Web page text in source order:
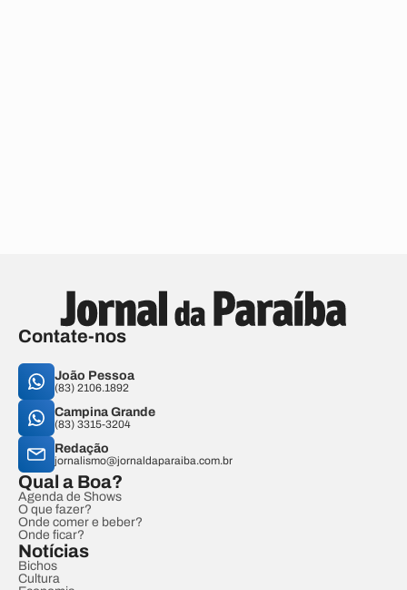
Contate-nos
João Pessoa
(83) 2106.1892
Campina Grande
(83) 3315-3204
Redação
jornalismo@jornaldaparaiba.com.br
Qual a Boa?
Agenda de Shows
O que fazer?
Onde comer e beber?
Onde ficar?
Notícias
Bichos
Cultura